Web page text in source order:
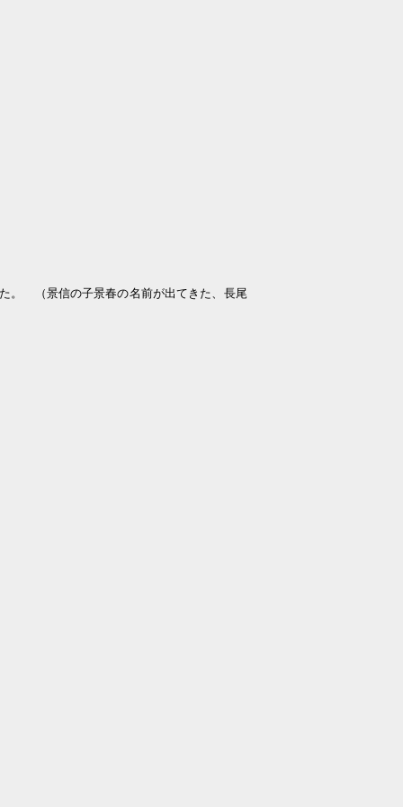
。 （景信の子景春の名前が出てきた、長尾